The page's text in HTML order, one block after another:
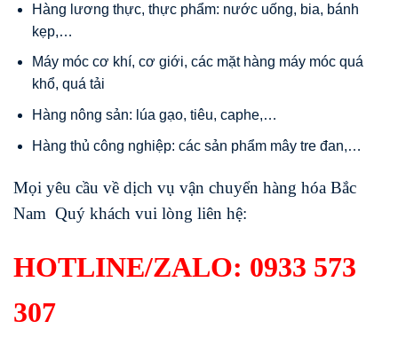
Hàng lương thực, thực phẩm: nước uống, bia, bánh
kẹp,…
Máy móc cơ khí, cơ giới, các mặt hàng máy móc quá
khổ, quá tải
Hàng nông sản: lúa gạo, tiêu, caphe,…
Hàng thủ công nghiệp: các sản phẩm mây tre đan,…
Mọi yêu cầu về dịch vụ vận chuyển hàng hóa Bắc
Nam Quý khách vui lòng liên hệ:
HOTLINE/ZALO: 0933 573
307